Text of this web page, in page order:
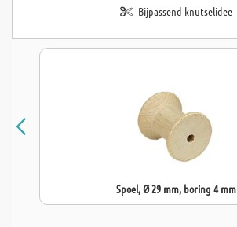
Bijpassend knutselidee
Spoel, Ø 29 mm, boring 4 mm